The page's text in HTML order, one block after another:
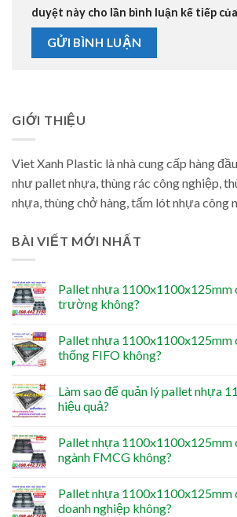
duyệt này cho lần bình luận kế tiếp
GIỚI THIỆU
Viet Xanh Plastic là nhà cung cấp hàng
như pallet nhựa, thùng rác công nghiệp,
nhựa, thùng chở hàng, tấm lót nhựa công
BÀI VIẾT MỚI NHẤT
Pallet nhựa 1100x1100x125mm
trường không?
Pallet nhựa 1100x1100x125mm
thống FIFO không?
Làm sao để quản lý pallet nhựa
hiệu quả?
Pallet nhựa 1100x1100x125mm
ngành FMCG không?
Pallet nhựa 1100x1100x125mm
doanh nghiệp không?